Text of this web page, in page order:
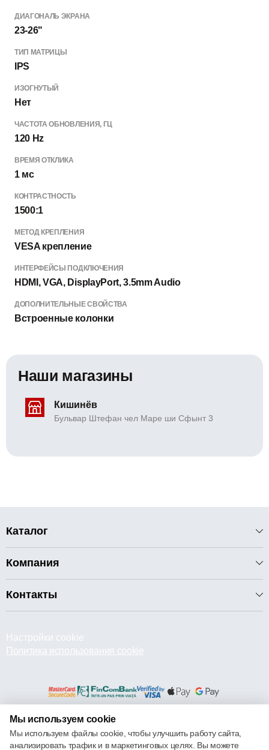
ДИАГОНАЛЬ ЭКРАНА
23-26"
ТИП МАТРИЦЫ
IPS
ИЗОГНУТЫЙ
Нет
ЧАСТОТА ОБНОВЛЕНИЯ, ГЦ
120 Hz
ВРЕМЯ ОТКЛИКА
1 мс
КОНТРАСТНОСТЬ
1500:1
МЕТОД КРЕПЛЕНИЯ
VESA крепление
ИНТЕРФЕЙСЫ ПОДКЛЮЧЕНИЯ
HDMI, VGA, DisplayPort, 3.5mm Audio
ДОПОЛНИТЕЛЬНЫЕ СВОЙСТВА
Встроенные колонки
Наши магазины
Кишинёв
Бульвар Штефан чел Маре ши Сфынт 3
Каталог
Компания
Контакты
Настройки cookie
Политика использования cookie
© 2013 – 2026 ECOM
Мы используем cookie
Мы используем файлы cookie, чтобы улучшить работу сайта,
анализировать трафик и в маркетинговых целях. Вы можете